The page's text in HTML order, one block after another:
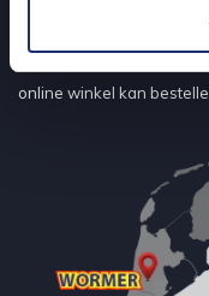
uw sanitairwinkel in
terecht kunt voor
online winkel kan